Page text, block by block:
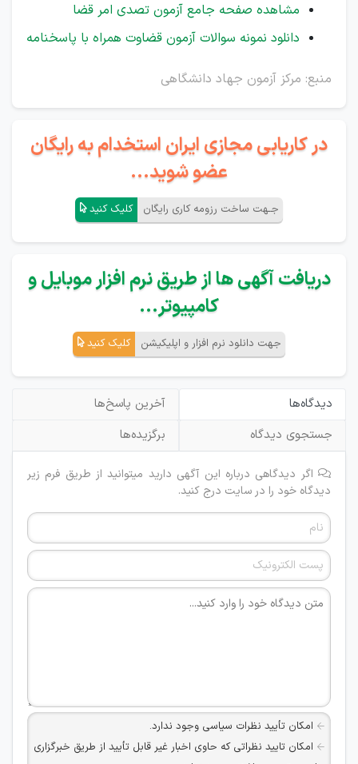
مشاهده صفحه جامع آزمون تصدی امر قضا
دانلود نمونه سوالات آزمون قضاوت همراه با پاسخنامه
منبع: مرکز آزمون جهاد دانشگاهی
در کاریابی مجازی ایران استخدام به رایگان
عضو شوید...
جـهت ساخت رزومه کاری رایگان کلیک کنید
دریافت آگهی ها از طریق نرم افزار موبایل و
کامپیوتر...
جهت دانلود نرم افزار و اپلیکیشن کلیک کنید
دیدگاه‌ها
آخرین پاسخ‌ها
جستجوی دیدگاه
برگزیده‌ها
اگر دیدگاهی درباره این آگهی دارید میتوانید از طریق فرم زیر
دیدگاه خود را در سایت درج کنید.
امکان تأیید نظرات سیاسی وجود ندارد.
امکان تایید نظراتی که حاوی اخبار غیر قابل تأیید از طریق خبرگزاری